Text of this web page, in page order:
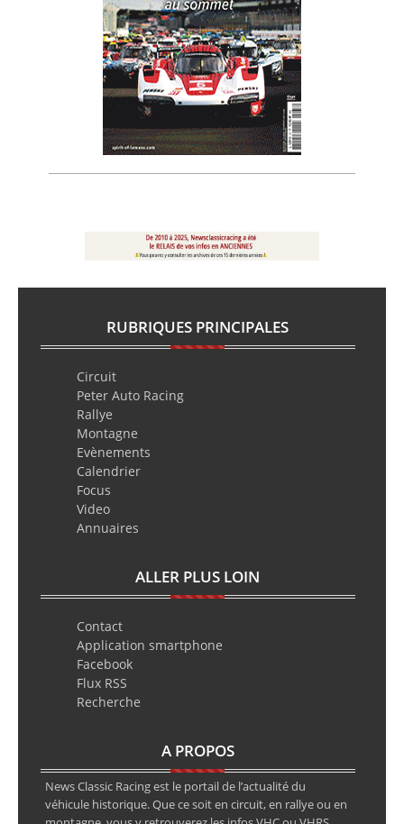
RUBRIQUES PRINCIPALES
Circuit
Peter Auto Racing
Rallye
Montagne
Evènements
Calendrier
Focus
Video
Annuaires
ALLER PLUS LOIN
Contact
Application smartphone
Facebook
Flux RSS
Recherche
A PROPOS
News Classic Racing est le portail de l’actualité du
véhicule historique. Que ce soit en circuit, en rallye ou en